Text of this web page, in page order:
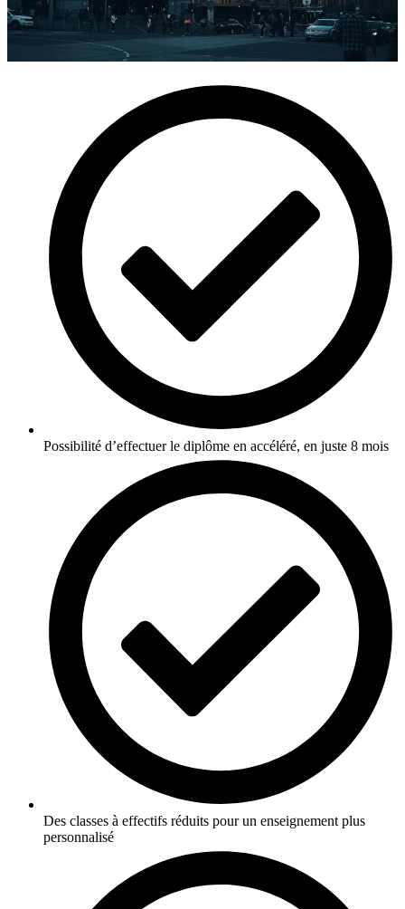
Possibilité d’effectuer le diplôme en accéléré, en juste 8 mois
Des classes à effectifs réduits pour un enseignement plus
personnalisé